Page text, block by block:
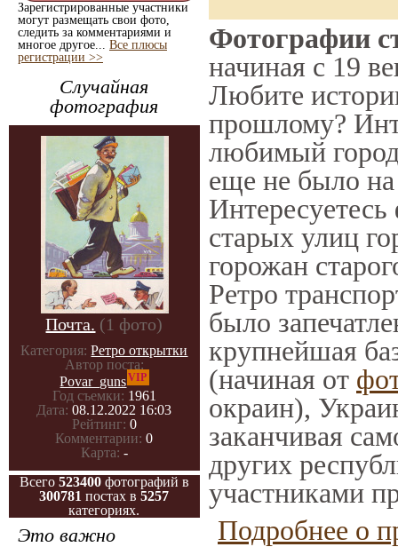
Зарегистрированные участники
могут размещать свои фото,
следить за комментариями и
многое другое... Все плюсы
регистрации >>
Случайная
фотография
Почта. (1 фото)
Категория: Ретро открытки
Автор поста:
Povar_gunsVIP
Год съемки: 1961
Дата: 08.12.2022 16:03
Рейтинг: 0
Комментарии: 0
Карта: -
Всего 523400 фотографий в
300781 постах в5257
категориях.
Это важно
Фотографии
начиная с 19
Любите
прошлому?
любимый
еще не было на
Интересуетесь
старых улиц
горожан
Ретро
было
крупнейшая
(начиная от
окраин),
заканчивая
других
участниками
Подробнее о